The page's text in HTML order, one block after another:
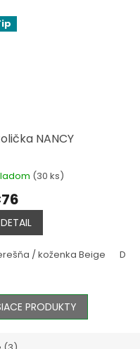
NANCY
(30 ks)
DETAIL
/ koženka Beige
PRODUKTY